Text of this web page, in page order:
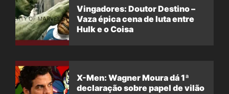
Vingadores: Doutor Destino –
Vaza épica cena de luta entre
Hulk e o Coisa
X-Men: Wagner Moura dá 1ª
declaração sobre papel de vilão